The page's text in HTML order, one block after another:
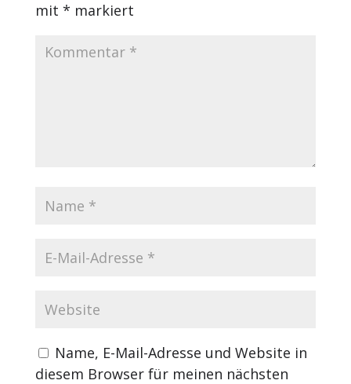
mit * markiert
Name, E-Mail-Adresse und Website in
diesem Browser für meinen nächsten